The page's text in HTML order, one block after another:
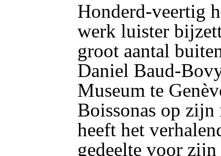
Honderd-veertig
werk luister
groot aantal
Daniel Baud-
Museum te
Boissonas op zijn
heeft het
gedeelte voor